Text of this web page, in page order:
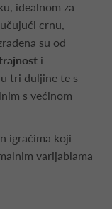
idealnom za
crnu,
su od
i
tri duljine te s
s većinom
igračima koji
varijablama